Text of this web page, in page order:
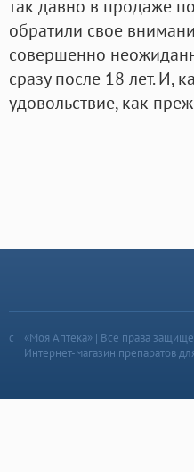
так давно в продаже
обратили свое
совершенно
сразу после 18 лет. И,
удовольствие, как
«Моя Аптека» | Все права
Интернет-магазин препаратов